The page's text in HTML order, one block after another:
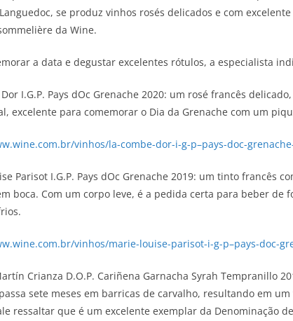
se produz vinhos rosés delicados e com
da Wine.
a data e degustar excelentes rótulos, a especialista
Dor I.G.P. Pays dOc Grenache 2020: um rosé francês
excelente para comemorar o Dia da Grenache com um
vinhos/la-combe-dor-i-g-p–pays-doc-
Parisot I.G.P. Pays dOc Grenache 2019: um tinto francês
boca. Com um corpo leve, é a pedida certa para beber de
vinhos/marie-louise-parisot-i-g-p–pays-doc-
Crianza D.O.P. Cariñena Garnacha Syrah Tempranillo
sete meses em barricas de carvalho, resultando em
ressaltar que é um excelente exemplar da Denominação